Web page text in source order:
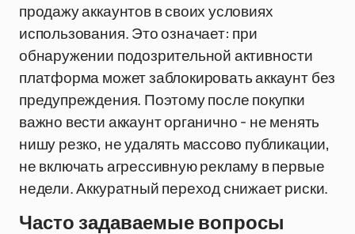
продажу аккаунтов в своих условиях
использования. Это означает: при
обнаружении подозрительной активности
платформа может заблокировать аккаунт без
предупреждения. Поэтому после покупки
важно вести аккаунт органично - не менять
нишу резко, не удалять массово публикации,
не включать агрессивную рекламу в первые
недели. Аккуратный переход снижает риски.
Часто задаваемые вопросы